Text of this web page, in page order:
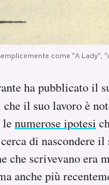
come "A Lady",
ha pubblicato il
il suo lavoro è
lenumerose ipotesi
di nascondere il
che scrivevano era
anche più